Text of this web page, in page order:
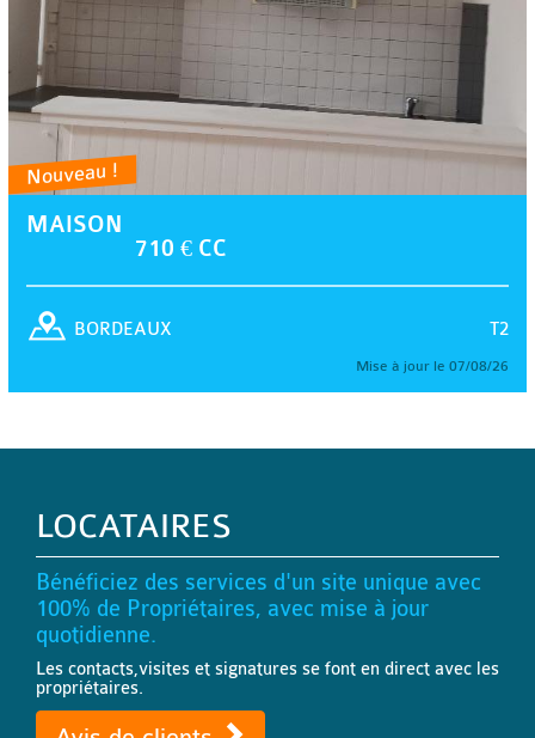
Nouveau !
MAISON
710 € CC
T2
BORDEAUX
Mise à jour le 07/08/26
LOCATAIRES
Bénéficiez des services d'un site unique avec
100% de Propriétaires, avec mise à jour
quotidienne.
Les contacts,visites et signatures se font en direct avec les
propriétaires.